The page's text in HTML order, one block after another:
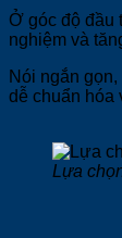
Ở góc độ đầu
nghiệm và
Nói ngắn
dễ chuẩn hóa
Lựa